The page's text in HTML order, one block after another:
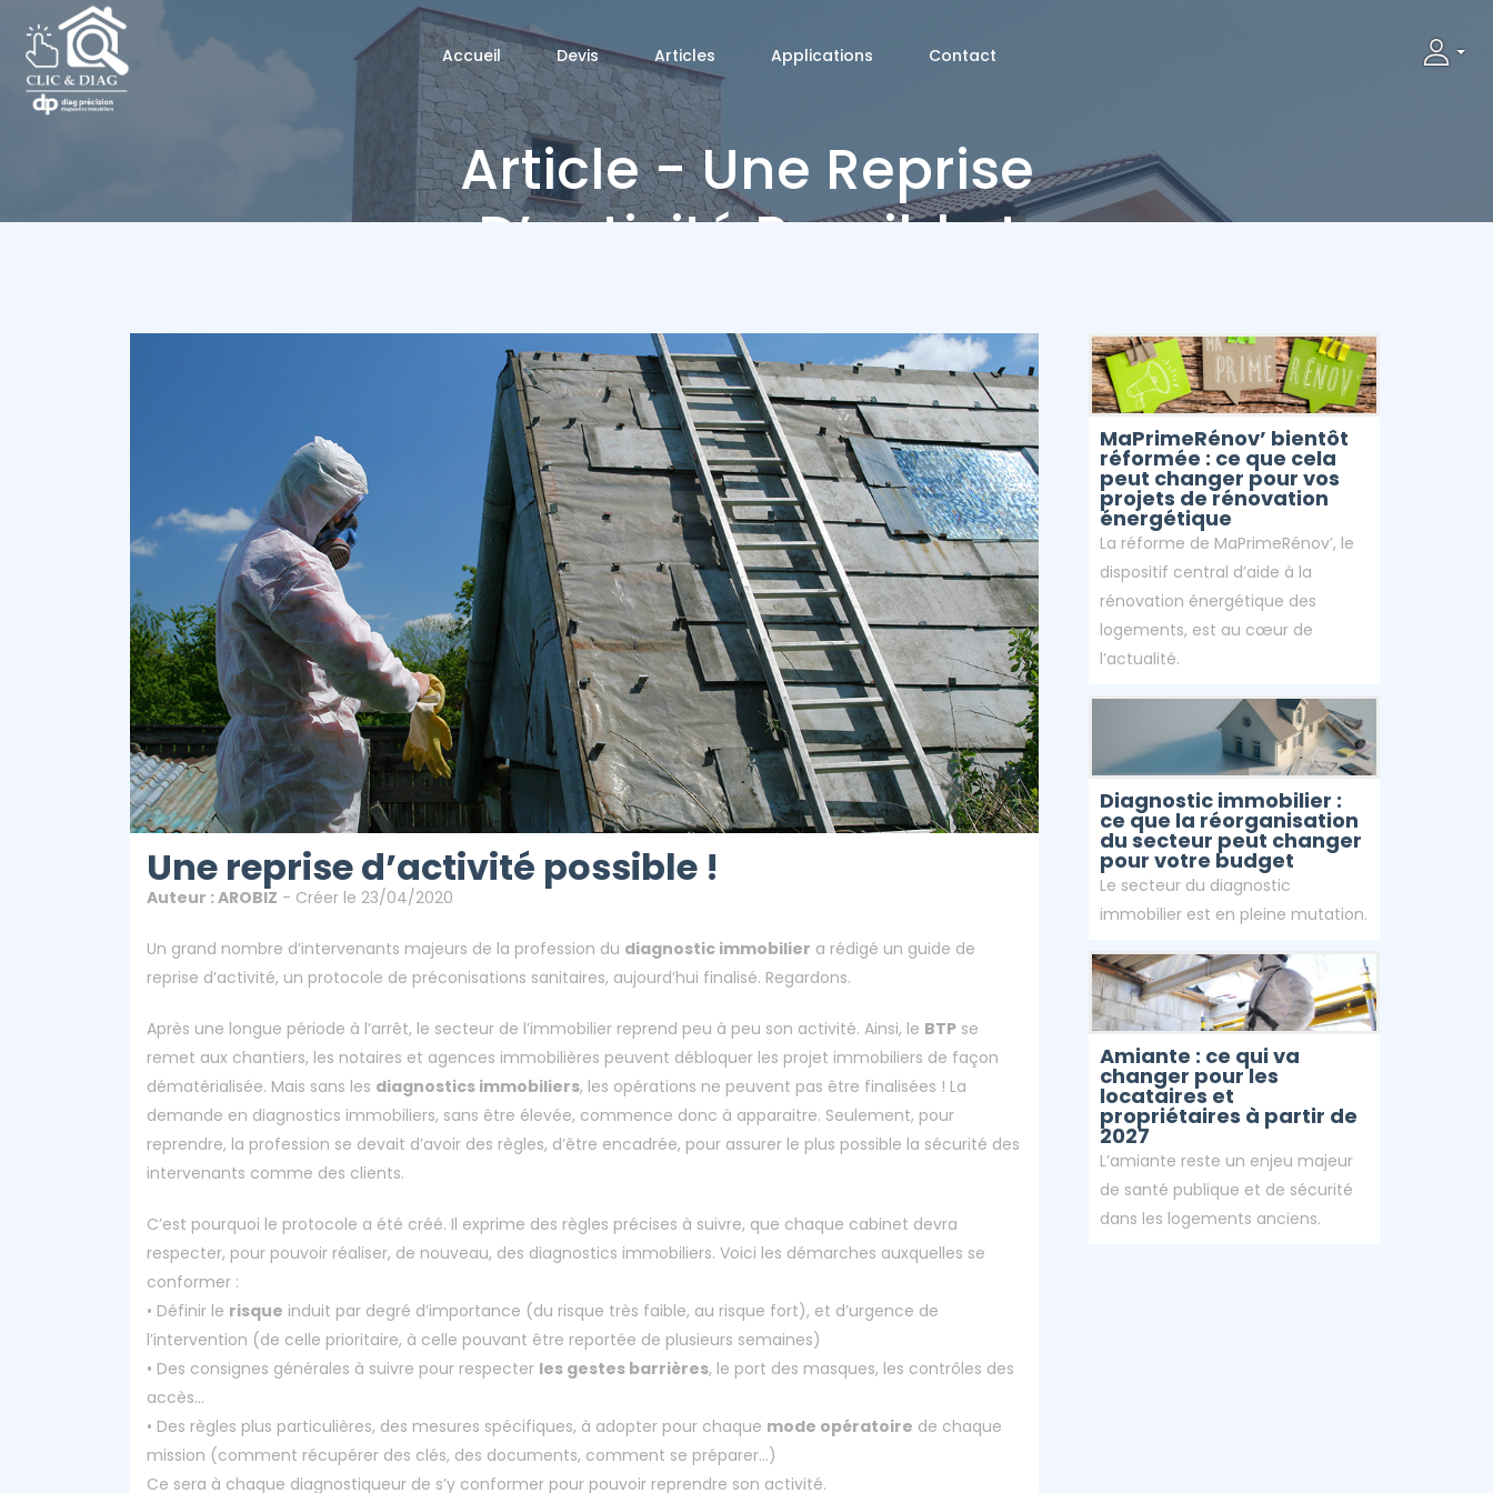
Accueil Devis Articles Applications Contact
Article - Une Reprise
D’activité Possible !
Une reprise d’activité possible !
Auteur : AROBIZ - Créer le 23/04/2020
Un grand nombre d’intervenants majeurs de la profession du diagnostic immobilier a rédigé un guide de
reprise d’activité, un protocole de préconisations sanitaires, aujourd’hui finalisé. Regardons.
Après une longue période à l’arrêt, le secteur de l’immobilier reprend peu à peu son activité. Ainsi, le BTP se
remet aux chantiers, les notaires et agences immobilières peuvent débloquer les projet immobiliers de façon
dématérialisée. Mais sans les diagnostics immobiliers, les opérations ne peuvent pas être finalisées ! La
demande en diagnostics immobiliers, sans être élevée, commence donc à apparaitre. Seulement, pour
reprendre, la profession se devait d’avoir des règles, d’être encadrée, pour assurer le plus possible la sécurité des
intervenants comme des clients.
C’est pourquoi le protocole a été créé. Il exprime des règles précises à suivre, que chaque cabinet devra
respecter, pour pouvoir réaliser, de nouveau, des diagnostics immobiliers. Voici les démarches auxquelles se
conformer :
• Définir le risque induit par degré d’importance (du risque très faible, au risque fort), et d’urgence de
l’intervention (de celle prioritaire, à celle pouvant être reportée de plusieurs semaines)
• Des consignes générales à suivre pour respecter les gestes barrières, le port des masques, les contrôles des
accès…
• Des règles plus particulières, des mesures spécifiques, à adopter pour chaque mode opératoire de chaque
mission (comment récupérer des clés, des documents, comment se préparer…)
Ce sera à chaque diagnostiqueur de s’y conformer pour pouvoir reprendre son activité.
MaPrimeRénov’ bientôt
réformée : ce que cela
peut changer pour vos
projets de rénovation
énergétique
La réforme de MaPrimeRénov’, le
dispositif central d’aide à la
rénovation énergétique des
logements, est au cœur de
l’actualité.
Diagnostic immobilier :
ce que la réorganisation
du secteur peut changer
pour votre budget
Le secteur du diagnostic
immobilier est en pleine mutation.
Amiante : ce qui va
changer pour les
locataires et
propriétaires à partir de
2027
L’amiante reste un enjeu majeur
de santé publique et de sécurité
dans les logements anciens.